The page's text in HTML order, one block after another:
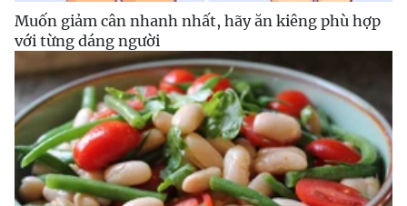
Muốn giảm cân nhanh nhất, hãy ăn kiêng phù hợp
với từng dáng người